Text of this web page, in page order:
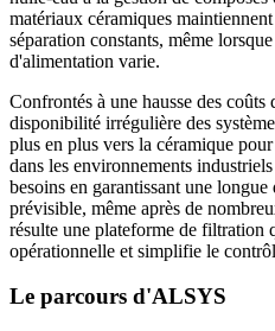
matériaux céramiques
séparation constants, même
d'alimentation varie.
Confrontés à une hausse des coûts
disponibilité irrégulière des
plus en plus vers la céramique
dans les environnements
besoins en garantissant une
prévisible, même après de
résulte une plateforme de filtration
opérationnelle et simplifie le
Le parcours d'ALSYS